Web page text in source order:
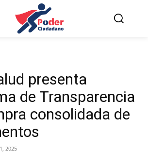
presenta
de Transparencia
consolidada de
2025